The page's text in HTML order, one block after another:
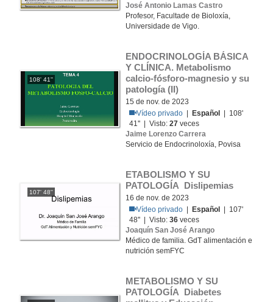
José Antonio Lamas Castro
Profesor, Facultade de Bioloxía,
Universidade de Vigo.
108' 41''
ENDOCRINOLOGÍA BÁSICA
Y CLÍNICA. Metabolismo
calcio-fósforo-magnesio y su
patología (II)
15 de nov. de 2023
Vídeo privado
Español
| 108'
41'' | Visto:27 veces
Jaime Lorenzo Carrera
Servicio de Endocrinoloxía, Povisa
107' 48''
ETABOLISMO Y SU
PATOLOGÍA Dislipemias
16 de nov. de 2023
Vídeo privado
Español
| 107'
48'' | Visto:36 veces
Joaquín San José Arango
Médico de familia. GdT alimentación e
nutrición semFYC
METABOLISMO Y SU
PATOLOGÍA Diabetes